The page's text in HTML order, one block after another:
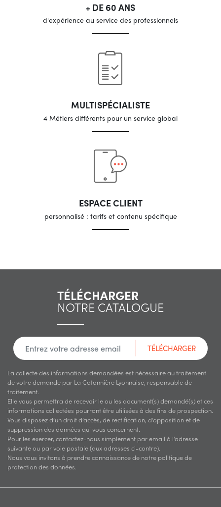
+ DE 60 ANS
d'expérience au service des professionnels
MULTISPÉCIALISTE
4 Métiers différents pour un service global
ESPACE CLIENT
personnalisé : tarifs et contenu spécifique
TÉLÉCHARGER
NOTRE CATALOGUE
TÉLÉCHARGER
La collecte des informations demandées est nécessaire au traitement
de votre demande par La Cotonnière Lyonnaise, responsable de
traitement.
Elle vous permettra de recevoir le ou les document(s) demandé(s) et ces
informations collectées pourront être utilisées à des fins de prospection.
Vous disposez d’un droit d’accès, de rectification, d’opposition et de
suppression des données qui vous concernent.
Pour les exercer, contactez-nous simplement par email à l’adresse
suivante ou par voie postale (aux adresses ci-contre).
Nous vous invitons à prendre connaissance de notre politique de
protection des données.